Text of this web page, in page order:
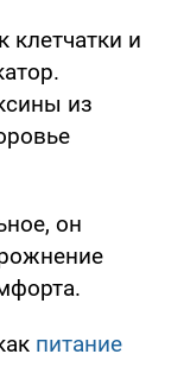
и
из
он
питание